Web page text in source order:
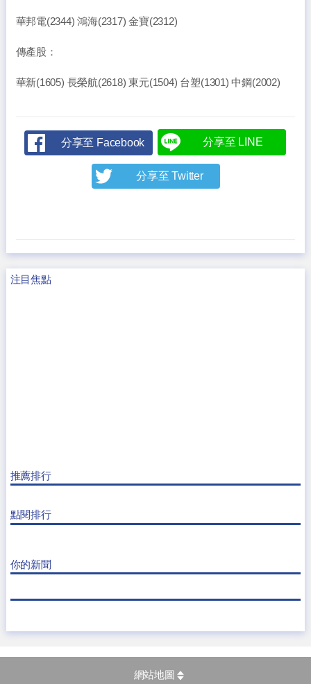
華邦電(2344) 鴻海(2317) 金寶(2312)
傳產股：
華新(1605) 長榮航(2618) 東元(1504) 台塑(1301) 中鋼(2002)
分享至 Facebook 分享至 LINE
分享至 Twitter
注目焦點
推薦排行
點閱排行
你的新聞
網站地圖